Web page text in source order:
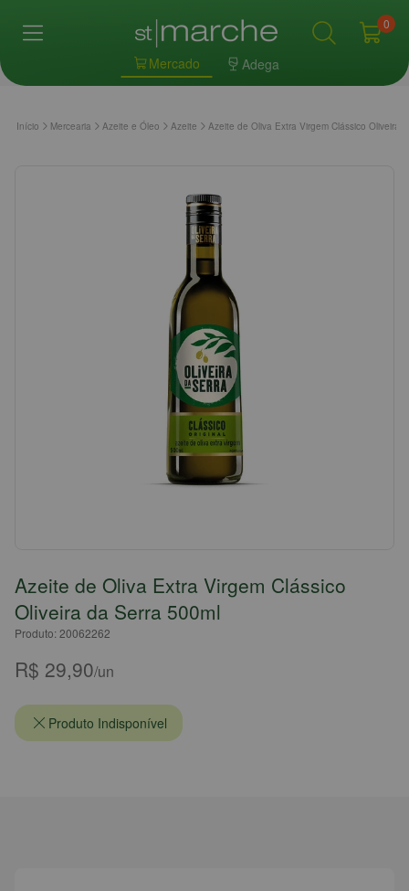
Mercado Adega
0
Início Mercearia Azeite e Óleo Azeite Azeite de Oliva Extra Virgem Clássico Oliveira
Azeite de Oliva Extra Virgem Clássico
Oliveira da Serra 500ml
Produto: 20062262
R$ 29,90/un
Produto Indisponível